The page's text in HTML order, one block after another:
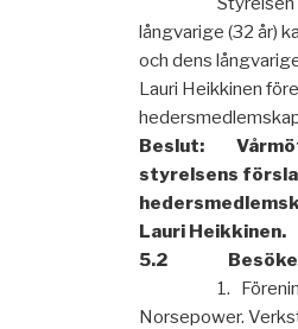
långvarige (32 år)
och dens
Lauri Heikkinen
Beslut:
styrelsens
heders
Lauri Heikkinen.
5.2
1.
Norsepower.